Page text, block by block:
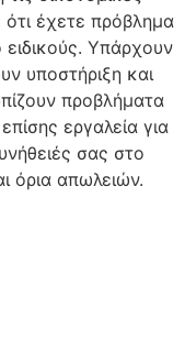
έχετε πρόβλημα
Υπάρχουν
υποστήριξη και
προβλήματα
εργαλεία για
σας στο
όρια απωλειών.